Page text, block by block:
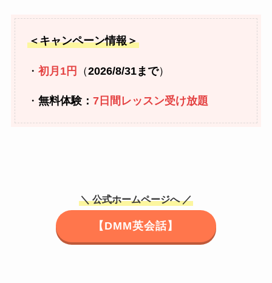
＜キャンペーン情報＞
・ 初月1円 （2026/8/31まで）
・ 無料体験： 7日間レッスン受け放題
＼ 公式ホームページへ ／
【DMM英会話】